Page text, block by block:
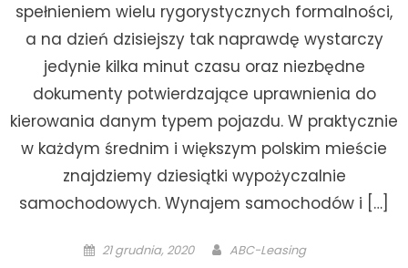
spełnieniem wielu rygorystycznych formalności,
a na dzień dzisiejszy tak naprawdę wystarczy
jedynie kilka minut czasu oraz niezbędne
dokumenty potwierdzające uprawnienia do
kierowania danym typem pojazdu. W praktycznie
w każdym średnim i większym polskim mieście
znajdziemy dziesiątki wypożyczalnie
samochodowych. Wynajem samochodów i […]
Posted
21 grudnia, 2020 Author
ABC-Leasing